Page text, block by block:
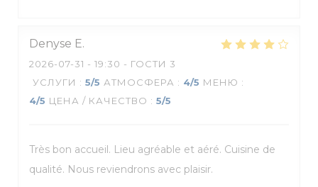
Denyse E
2026-07-31 - 19:30 - ГОСТИ 3
УСЛУГИ : 5/5 АТМОСФЕРА : 4/5 МЕНЮ :
4/5 ЦЕНА / КАЧЕСТВО : 5/5
Très bon accueil. Lieu agréable et aéré. Cuisine de
qualité. Nous reviendrons avec plaisir.